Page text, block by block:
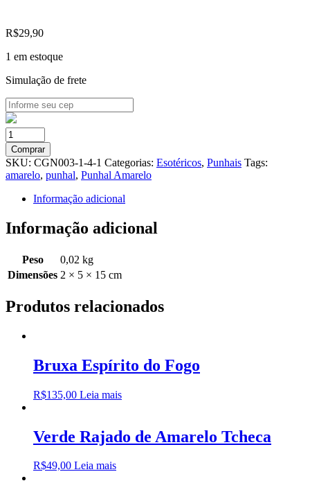
R$29,90
1 em estoque
Simulação de frete
Punhal
Amarelo
Pequeno
quantidade
Comprar
SKU: CGN003-1-4-1 Categorias: Esotéricos, Punhais Tags:
amarelo, punhal, Punhal Amarelo
Informação adicional
Informação adicional
Peso
0,02 kg
Dimensões 2 × 5 × 15 cm
Produtos relacionados
Bruxa Espírito do Fogo
R$135,00 Leia mais
Verde Rajado de Amarelo Tcheca
R$49,00 Leia mais